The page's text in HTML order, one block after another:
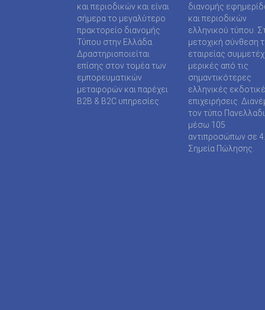
SPORTDAY ΑΕΠΕΕ
STARCOM PRESS ΕΤΑΙΡΕΙΑ
SUPER MEDIA ΕΚΔΟΤΙΚΕΣ ΕΠΙΧΕΙΡΗΣΕΙΣ ΙΚΕ
TAXHEAVEN A.E
TELEVISION PRINT ΜΟΝΟΠΡΟΣΩΠΗ Ι Κ Ε
και περιοδικών και είναι
σήμερα το μεγαλύτερο
πρακτορείο διανομής
Τύπου στην Ελλάδα.
Δραστηριοποιείται
επίσης στον τομέα των
εμπορευματικών
μεταφορών και παρέχει
B2B & B2C υπηρεσίες.
διανομής
και περιοδικών
ελληνικού τύπου.
μετοχική σύνθεση
εταιρείας
μερικές από τις
σημαντικότερες
ελληνικές
επιχειρήσεις.
τον τύπο
μέσω 105
αντιπροσώπων σε
Σημεία Πώλησης.